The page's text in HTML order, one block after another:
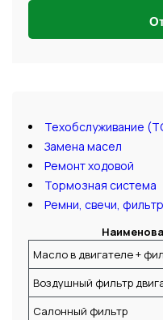
Техобслуживание
Замена масел
Ремонт ходовой
Тормозная система
Ремни, свечи,
Масло в двигателе +
Воздушный фильтр
Салонный фильтр